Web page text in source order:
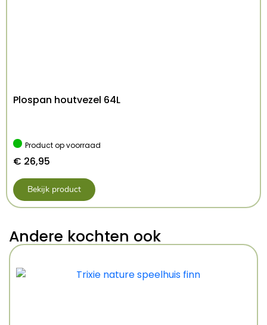
Plospan houtvezel 64L
Product op voorraad
€ 26,95
Bekijk product
Andere kochten ook